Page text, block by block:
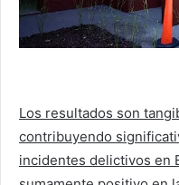
Los resultados son
contribuyendo
incidentes delictivos en